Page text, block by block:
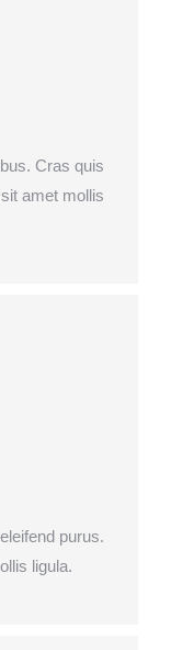
Cras quis
amet mollis
purus.
ligula.